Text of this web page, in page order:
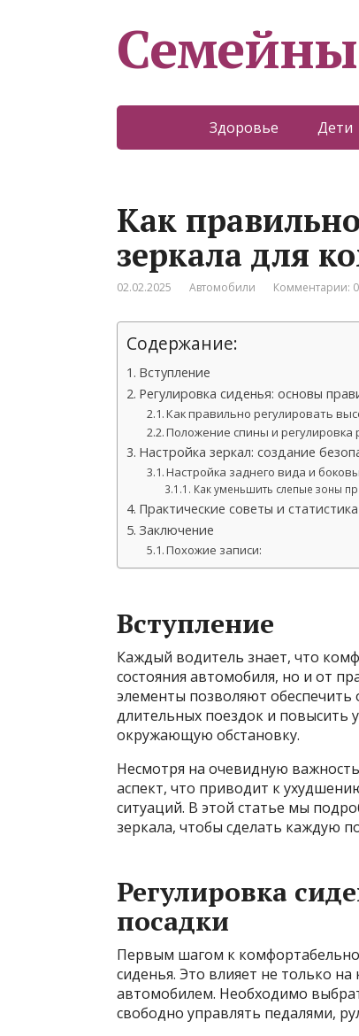
Здоровье Дети
Как
зеркала для
02.02.2025 Автомобили Комментарии: 0
Содержание:
Вступление
Регулировка сиденья: основы
Как правильно регулировать
Положение спины и регулировка
Настройка зеркал: создание
Настройка заднего вида и
Как уменьшить слепые зоны
Практические советы и статистика
Заключение
Похожие записи:
Вступление
Каждый водитель знает, что
состояния автомобиля, но и от
элементы позволяют
длительных поездок и повысить
окружающую обстановку.
Несмотря на очевидную
аспект, что приводит к
ситуаций. В этой статье мы
зеркала, чтобы сделать каждую
Регулировка
посадки
Первым шагом к
сиденья. Это влияет не только
автомобилем. Необходимо
свободно управлять педалями,